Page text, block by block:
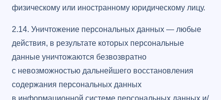
физическому или иностранному юридическому лицу.
2.14. Уничтожение персональных данных — любые
действия, в результате которых персональные
данные уничтожаются безвозвратно
с невозможностью дальнейшего восстановления
содержания персональных данных